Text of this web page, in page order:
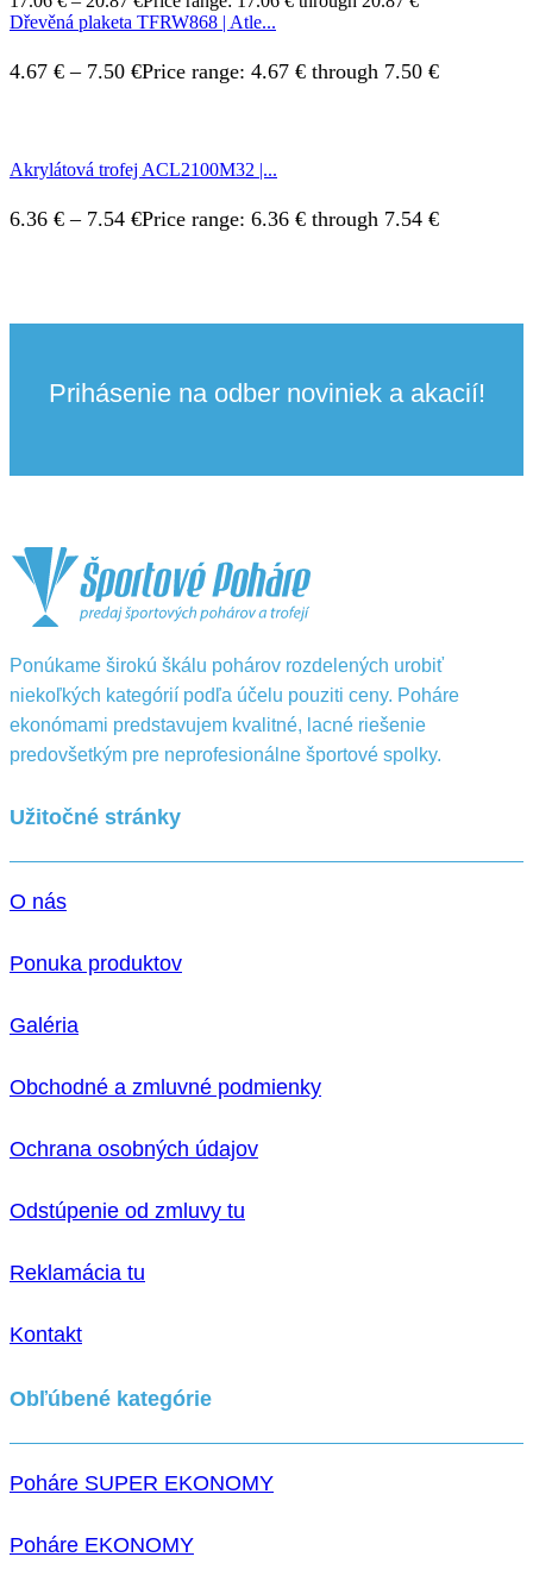
Dřevěná plaketa TFRW868 | Atle...
4.67 € – 7.50 €Price range: 4.67 € through 7.50 €
Akrylátová trofej ACL2100M32 |...
6.36 € – 7.54 €Price range: 6.36 € through 7.54 €
Prihásenie na odber noviniek a akacií!
Ponúkame širokú škálu pohárov rozdelených urobiť
niekoľkých kategórií podľa účelu pouziti ceny. Poháre
ekonómami predstavujem kvalitné, lacné riešenie
predovšetkým pre neprofesionálne športové spolky.
Užitočné stránky
O nás
Ponuka produktov
Galéria
Obchodné a zmluvné podmienky
Ochrana osobných údajov
Odstúpenie od zmluvy tu
Reklamácia tu
Kontakt
Obľúbené kategórie
Poháre SUPER EKONOMY
Poháre EKONOMY